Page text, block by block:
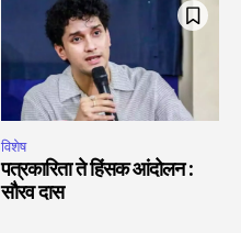
विशेष
पत्रकारिता ते हिंसक आंदोलन :
सौरव दास